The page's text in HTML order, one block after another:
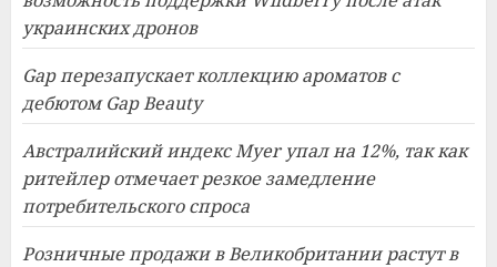
украинских дронов
Gap перезапускает коллекцию ароматов с
дебютом Gap Beauty
Австралийский индекс Myer упал на 12%, так как
ритейлер отмечает резкое замедление
потребительского спроса
Розничные продажи в Великобритании растут в